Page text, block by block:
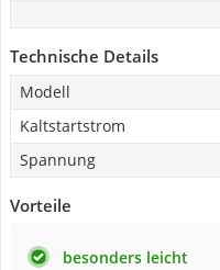
Technische Details
Modell
Kaltstartstrom
Spannung
Vorteile
besonders leicht